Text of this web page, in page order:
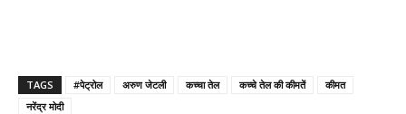
TAGS #पेट्रोल अरुण जेटली कच्चा तेल कच्चे तेल की कीमतें
कीमत
नरेंद्र मोदी